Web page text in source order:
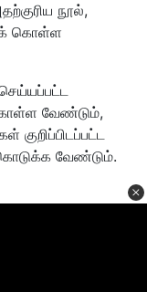
நூல்,
கொள்ள
வேண்டும்,
குறிப்பிடப்பட்ட
வேண்டும்.